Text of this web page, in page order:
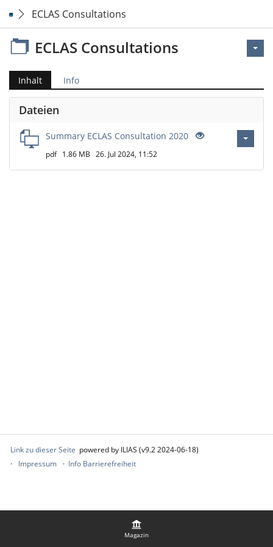
ECLAS Consultations
Magazin
ECLAS Consultations
Inhalt Info
Dateien
Summary ECLAS Consultation 2020
pdf 1.86 MB 26. Jul 2024, 11:52
Link zu dieser Seite powered by ILIAS (v9.2 2024-06-18)
Impressum
Info Barrierefreiheit